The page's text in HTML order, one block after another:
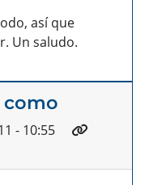
así que
Un saludo.
como
- 10:55